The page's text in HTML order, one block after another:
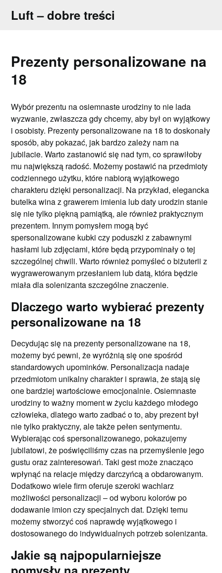
Luft – dobre treści
Prezenty personalizowane na
18
Wybór prezentu na osiemnaste urodziny to nie lada
wyzwanie, zwłaszcza gdy chcemy, aby był on wyjątkowy
i osobisty. Prezenty personalizowane na 18 to doskonały
sposób, aby pokazać, jak bardzo zależy nam na
jubilacie. Warto zastanowić się nad tym, co sprawiłoby
mu największą radość. Możemy postawić na przedmioty
codziennego użytku, które nabiorą wyjątkowego
charakteru dzięki personalizacji. Na przykład, elegancka
butelka wina z grawerem imienia lub daty urodzin stanie
się nie tylko piękną pamiątką, ale również praktycznym
prezentem. Innym pomysłem mogą być
spersonalizowane kubki czy poduszki z zabawnymi
hasłami lub zdjęciami, które będą przypominały o tej
szczególnej chwili. Warto również pomyśleć o biżuterii z
wygrawerowanym przesłaniem lub datą, która będzie
miała dla solenizanta szczególne znaczenie.
Dlaczego warto wybierać prezenty
personalizowane na 18
Decydując się na prezenty personalizowane na 18,
możemy być pewni, że wyróżnią się one spośród
standardowych upominków. Personalizacja nadaje
przedmiotom unikalny charakter i sprawia, że stają się
one bardziej wartościowe emocjonalnie. Osiemnaste
urodziny to ważny moment w życiu każdego młodego
człowieka, dlatego warto zadbać o to, aby prezent był
nie tylko praktyczny, ale także pełen sentymentu.
Wybierając coś spersonalizowanego, pokazujemy
jubilatowi, że poświęciliśmy czas na przemyślenie jego
gustu oraz zainteresowań. Taki gest może znacząco
wpłynąć na relacje między darczyńcą a obdarowanym.
Dodatkowo wiele firm oferuje szeroki wachlarz
możliwości personalizacji – od wyboru kolorów po
dodawanie imion czy specjalnych dat. Dzięki temu
możemy stworzyć coś naprawdę wyjątkowego i
dostosowanego do indywidualnych potrzeb solenizanta.
Jakie są najpopularniejsze